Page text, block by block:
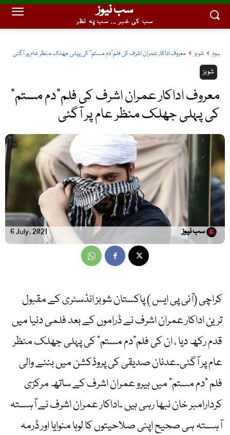
سب نیوز
سب کی خبر ... سب پہ نظر
ہوم شوبز معروف اداکار عمران اشرف کی فلم''دم مستم'' کی پہلی جھلک منظر عام پر آگئی
شوبز
معروف اداکار عمران اشرف کی فلم”دم مستم”
کی پہلی جھلک منظر عام پر آگئی
6 July, 2021 سب نیوز
کراچی (آئی پی ایس ) پاکستان شوبز انڈسٹری کے مقبول
ترین اداکار عمران اشرف نے ڈراموں کے بعد فلمی دنیا میں
قدم رکھ دیا ، ان کی فلم”دم مستم” کی پہلی جھلک منظر
عام پر آگئی۔عدنان صدیقی کی پروڈکشن میں بننے والی
فلم ”دم مستم” میں ہیرو عمران اشرف کے ساتھ مرکزی
کردارامبر خان نبھا رہی ہیں ۔اداکار عمران اشرف نے آہستہ
آہستہ ہی صحیح اپنی صلاحیتوں کا لوہا منوایا اور ڈرمہ